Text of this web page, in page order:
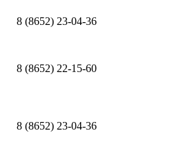
8 (8652) 23-04-36
8 (8652) 22-15-60
8 (8652) 23-04-36